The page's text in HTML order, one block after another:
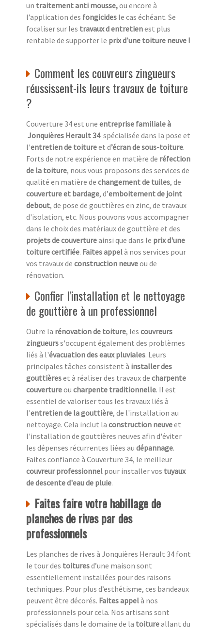
un traitement anti mousse,ou encore à
l’application des fongicides le cas échéant. Se
focaliser sur les travaux d entretienest plus
rentable de supporter le prix d’une toiture neuve !
Comment les couvreurs zingueurs
réussissent-ils leurs travaux de toiture
?
Couverture 34 est une entreprise familiale à
Jonquières Herault 34 spécialisée dans la pose et
l'entretien de toitureet d’écran de sous-toiture.
Forts de notre expérience en matière de réfection
de la toiture, nous vous proposons des services de
qualité en matière de changement de tuiles, de
couverture et bardage, d’emboitement de joint
debout, de pose de gouttières en zinc, de travaux
d'isolation, etc. Nous pouvons vous accompagner
dans le choix des matériaux de gouttière et des
projets de couvertureainsi que dans le prix d'une
toiture certifiée. Faites appelà nos services pour
vos travaux de construction neuveou de
rénovation.
Confier l'installation et le nettoyage
de gouttière à un professionnel
Outre la rénovation de toiture, les couvreurs
zingueurss'occupent également des problèmes
liés à l'évacuation des eaux pluviales. Leurs
principales tâches consistent à installer des
gouttièreset à réaliser des travaux de charpente
couvertureou charpente traditionnelle. Il est
essentiel de valoriser tous les travaux liés à
l'entretien de la gouttière, de l'installation au
nettoyage. Cela inclut la construction neuveet
l'installation de gouttières neuves afin d'éviter
les dépenses récurrentes liées au dépannage.
Faites confiance à Couverture 34, le meilleur
couvreur professionnel pour installer vos tuyaux
de descente d'eau de pluie.
Faites faire votre habillage de
planches de rives par des
professionnels
Les planches de rives à Jonquières Herault 34 font
le tour des toituresd’une maison sont
essentiellement installées pour des raisons
techniques. Pour plus d’esthétisme, ces bandeaux
peuvent être décorés. Faites appelà nos
professionnels pour cela. Nos artisans sont
spécialisés dans le domaine de la toitureallant du